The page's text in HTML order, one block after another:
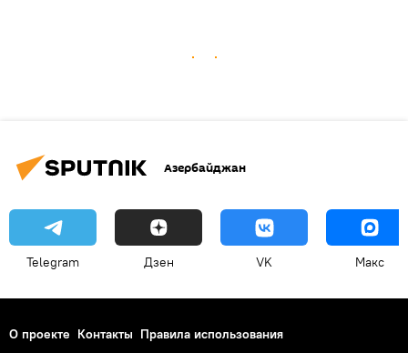
Азербайджан
Telegram Дзен VK Макс
О проекте Контакты Правила использования